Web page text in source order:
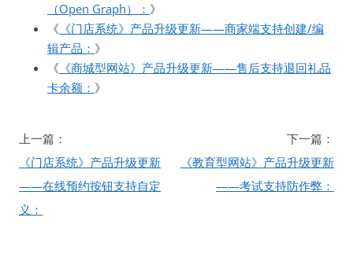
（Open Graph）： 》
《 《门店系统》产品升级更新——商家端支持创建/编
辑产品： 》
《 《商城型网站》产品升级更新——售后支持退回礼品
卡余额： 》
文
章
导
航
上一篇：
《门店系统》产品升级更新
——在线预约按钮支持自定
义：
下一篇：
《教育型网站》产品升级更新
——考试支持防作弊：